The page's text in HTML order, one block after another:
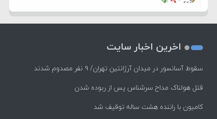
اخرین اخبار سایت
سقوط آسانسور در میدان آرژانتین تهران/ ۹ نفر مصدوم شدند
قتل هولناک مداح سرشناس پس از ربوده شدن
کامیون با راننده هشت ساله توقیف شد